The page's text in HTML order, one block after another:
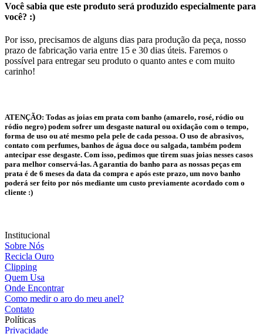
Você sabia que este produto será produzido especialmente para
você? :)
Por isso, precisamos de alguns dias para produção da peça, nosso
prazo de fabricação varia entre 15 e 30 dias úteis. Faremos o
possível para entregar seu produto o quanto antes e com muito
carinho!
ATENÇÃO: Todas as joias em prata com banho (amarelo, rosé, ródio ou
ródio negro) podem sofrer um desgaste natural ou oxidação com o tempo,
forma de uso ou até mesmo pela pele de cada pessoa. O uso de abrasivos,
contato com perfumes, banhos de água doce ou salgada, também podem
antecipar esse desgaste. Com isso, pedimos que tirem suas joias nesses casos
para melhor conservá-las. A garantia do banho para as nossas peças em
prata é de 6 meses da data da compra e após este prazo, um novo banho
poderá ser feito por nós mediante um custo previamente acordado com o
cliente :)
Institucional
Sobre Nós
Recicla Ouro
Clipping
Quem Usa
Onde Encontrar
Como medir o aro do meu anel?
Contato
Políticas
Privacidade